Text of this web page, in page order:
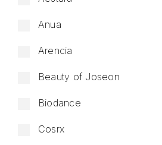
Anua
Arencia
Beauty of Joseon
Biodance
Cosrx